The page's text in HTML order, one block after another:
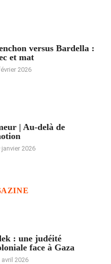
versus Bardella :
et mat
2026
| Au-delà de
janvier 2026
: une judéité
face à Gaza
avril 2026